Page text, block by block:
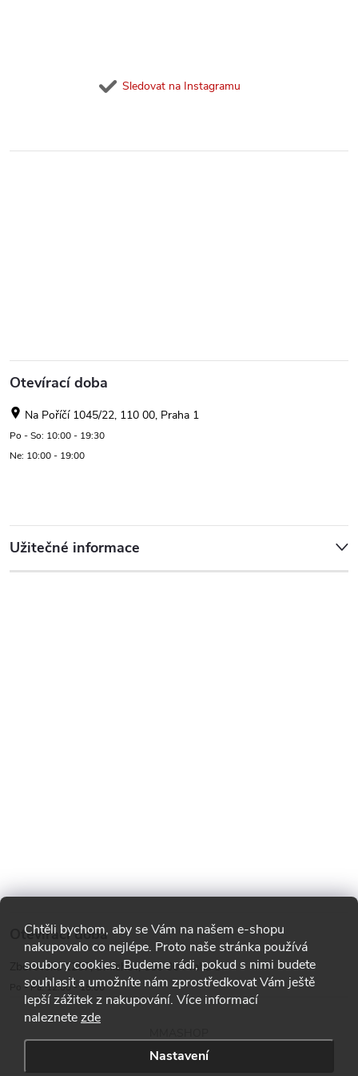
Chtěli bychom, aby se Vám na našem e-shopu
nakupovalo co nejlépe. Proto naše stránka používá
soubory cookies. Budeme rádi, pokud s nimi budete
souhlasit a umožníte nám zprostředkovat Vám ještě
lepší zážitek z nakupování. Více informací
naleznetezde
Nastavení
Sledovat na Instagramu
Otevírací doba
Na Poříčí 1045/22, 110 00, Praha 1
Po - So: 10:00 - 19:30
Ne: 10:00 - 19:00
Užitečné informace
Otevírací doba
Zborovská 1287, Smíchov, 150 00 Praha 5
Po - Pá: 12:00 - 18:00